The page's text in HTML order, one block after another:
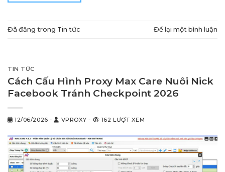
Đã đăng trong Tin tức Để lại một bình luận
TIN TỨC
Cách Cấu Hình Proxy Max Care Nuôi Nick
Facebook Tránh Checkpoint 2026
12/06/2026 - VPROXY - 162 LƯỢT XEM